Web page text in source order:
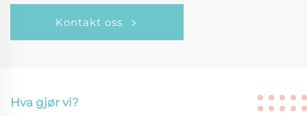
Kontakt oss
Hva gjør vi?